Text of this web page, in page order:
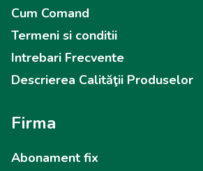
Cum Comand
Termeni si conditii
Intrebari Frecvente
Descrierea Calităţii Produselor
Firma
Abonament fix